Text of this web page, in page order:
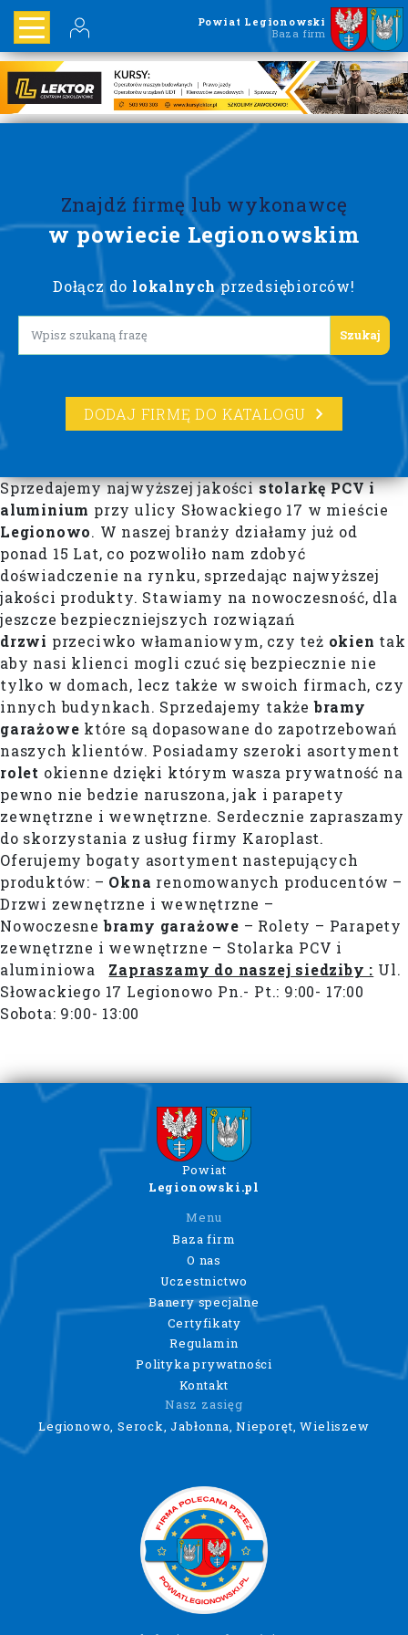
Powiat Legionowski
Baza firm
Znajdź firmę lub wykonawcę
w powiecie Legionowskim
Dołącz do lokalnych przedsiębiorców!
Lorem ipsum
DODAJ FIRMĘ DO KATALOGU
Sprzedajemy najwyższej jakościstolarkę PCV i
aluminium przy ulicy Słowackiego 17 w mieście
Legionowo. W naszej branży działamy już od
ponad 15 Lat, co pozwoliło nam zdobyć
doświadczenie na rynku, sprzedając najwyższej
jakości produkty. Stawiamy na nowoczesność, dla
jeszcze bezpieczniejszych rozwiązań
drzwi przeciwko włamaniowym, czy też okien tak
aby nasi klienci mogli czuć się bezpiecznie nie
tylko w domach, lecz także w swoich firmach, czy
innych budynkach. Sprzedajemy takżebramy
garażowe które są dopasowane do zapotrzebowań
naszych klientów. Posiadamy szeroki asortyment
rolet okienne dzięki którym wasza prywatność na
pewno nie bedzie naruszona, jak i parapety
zewnętrzne i wewnętrzne. Serdecznie zapraszamy
do skorzystania z usług firmy Karoplast.
Oferujemy bogaty asortyment nastepujących
produktów: – Okna renomowanych producentów –
Drzwi zewnętrzne i wewnętrzne –
Nowoczesnebramy garażowe – Rolety – Parapety
zewnętrzne i wewnętrzne – Stolarka PCV i
aluminiowa Zapraszamy do naszej siedziby : Ul.
Słowackiego 17 Legionowo Pn.- Pt.: 9:00- 17:00
Sobota: 9:00- 13:00
Powiat
Legionowski.pl
Menu
Baza firm
O nas
Uczestnictwo
Banery specjalne
Certyfikaty
Regulamin
Polityka prywatności
Kontakt
Nasz zasięg
Legionowo, Serock, Jabłonna, Nieporęt, Wieliszew